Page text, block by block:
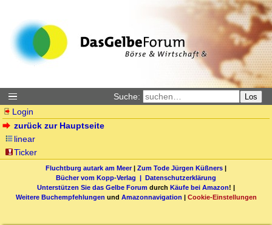
Suche: Los
Login
zurück zur Hauptseite
linear
Ticker
Fluchtburg autark am Meer| Zum Tode Jürgen Küßners |
Bücher vom Kopp-Verlag | Datenschutzerklärung
Unterstützen Sie das Gelbe Forum durch Käufe bei Amazon! |
Weitere Buchempfehlungen und Amazonnavigation | Cookie-Einstellungen